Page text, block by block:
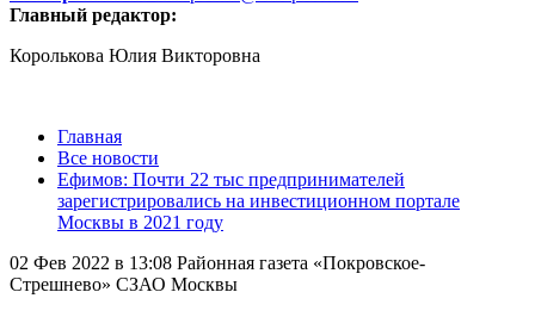
Главный редактор:
Королькова Юлия Викторовна
Главная
Все новости
Ефимов: Почти 22 тыс предпринимателей
зарегистрировались на инвестиционном портале
Москвы в 2021 году
02 Фев 2022 в 13:08 Районная газета «Покровское-
Стрешнево» СЗАО Москвы